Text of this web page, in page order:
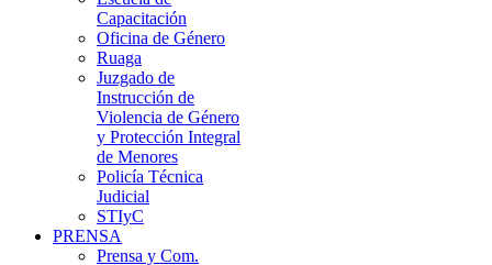
Capacitación
Oficina de Género
Ruaga
Juzgado de
Instrucción de
Violencia de Género
y Protección Integral
de Menores
Policía Técnica
Judicial
STIyC
PRENSA
Prensa y Com.